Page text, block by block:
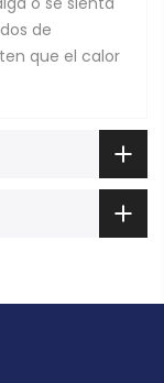
de
que el calor